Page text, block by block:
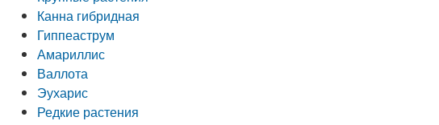
Канна гибридная
Гиппеаструм
Амариллис
Валлота
Эухарис
Редкие растения